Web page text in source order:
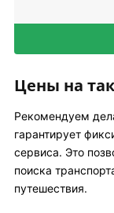
Цены на
Рекомендуем
гарантирует
сервиса. Это
поиска
путешествия.